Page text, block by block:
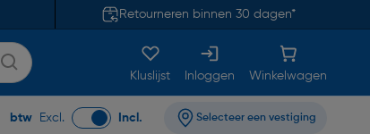
Retourneren binnen 30 dagen*
Kluslijst Inloggen Winkelwagen
btw Excl. Incl. Selecteer een vestiging